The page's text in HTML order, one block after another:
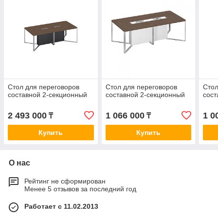
Стол для переговоров
составной 2-секционный
2 493 000 ₸
Купить
Стол для переговоров
составной 2-секционный
1 066 000₸
Купить
1
О нас
Рейтинг не сформирован
Менее 5 отзывов за последний год
Работает с 11.02.2013